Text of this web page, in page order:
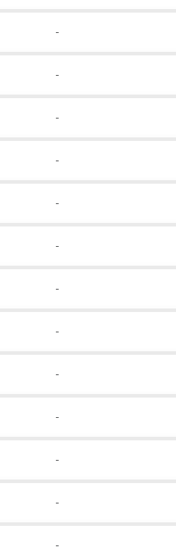
-
-
-
-
-
-
-
-
-
-
-
-
-